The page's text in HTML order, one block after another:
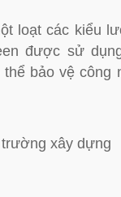
loạt các kiểu
được sử
bảo vệ công
xây dựng